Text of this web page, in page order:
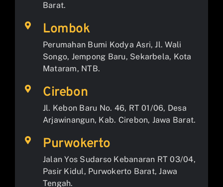
Barat.
Lombok
Perumahan Bumi Kodya Asri, Jl. Wali
Songo, Jempong Baru, Sekarbela, Kota
Mataram, NTB.
Cirebon
Jl. Kebon Baru No. 46, RT 01/06, Desa
Arjawinangun, Kab. Cirebon, Jawa Barat.
Purwokerto
Jalan Yos Sudarso Kebanaran RT 03/04,
Pasir Kidul, Purwokerto Barat, Jawa
Tengah.